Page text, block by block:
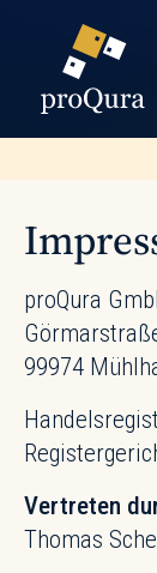
proQura
99974
Vertreten
Thomas